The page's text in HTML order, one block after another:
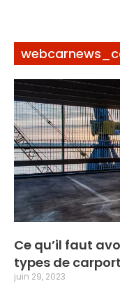
Ce qu’il faut
types de
juin 29, 2023